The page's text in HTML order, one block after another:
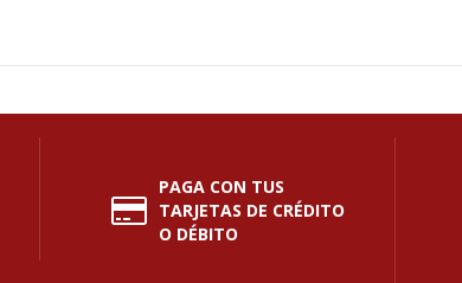
PAGA CON TUS
TARJETAS DE CRÉDITO
O DÉBITO